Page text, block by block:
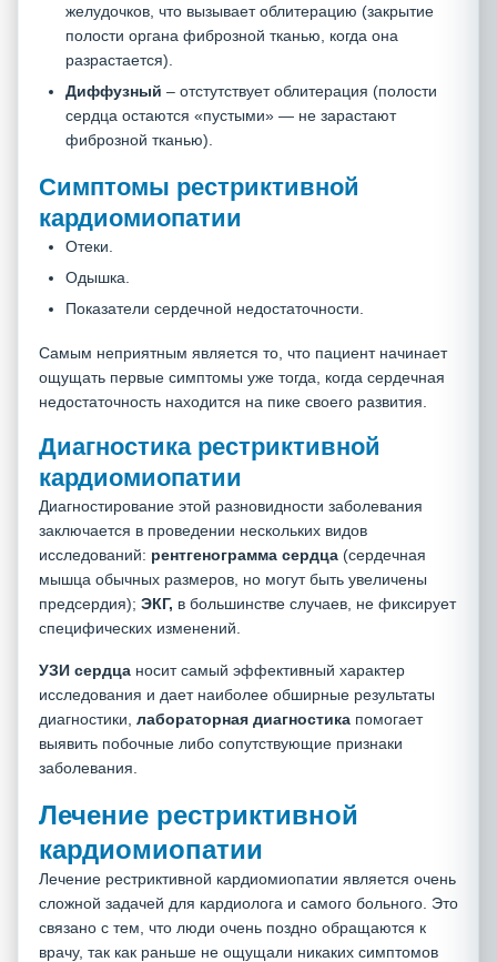
желудочков, что вызывает облитерацию (закрытие
полости органа фиброзной тканью, когда она
разрастается).
Диффузный – отстутствует облитерация (полости
сердца остаются «пустыми» — не зарастают
фиброзной тканью).
Симптомы рестриктивной
кардиомиопатии
Отеки.
Одышка.
Показатели сердечной недостаточности.
Самым неприятным является то, что пациент начинает
ощущать первые симптомы уже тогда, когда сердечная
недостаточность находится на пике своего развития.
Диагностика рестриктивной
кардиомиопатии
Диагностирование этой разновидности заболевания
заключается в проведении нескольких видов
исследований: рентгенограмма сердца (сердечная
мышца обычных размеров, но могут быть увеличены
предсердия); ЭКГ, в большинстве случаев, не фиксирует
специфических изменений.
УЗИ сердца носит самый эффективный характер
исследования и дает наиболее обширные результаты
диагностики, лабораторная диагностика помогает
выявить побочные либо сопутствующие признаки
заболевания.
Лечение рестриктивной
кардиомиопатии
Лечение рестриктивной кардиомиопатии является очень
сложной задачей для кардиолога и самого больного. Это
связано с тем, что люди очень поздно обращаются к
врачу, так как раньше не ощущали никаких симптомов